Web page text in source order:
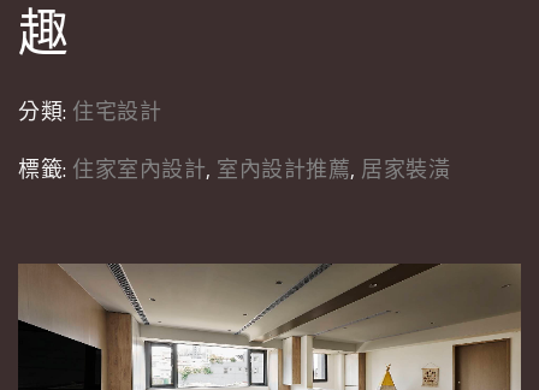
趣
分類: 住宅設計
標籤: 住家室內設計, 室內設計推薦, 居家裝潢